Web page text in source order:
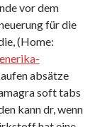
vor dem
für die
(Home:
absätze
soft tabs
kann dr, wenn